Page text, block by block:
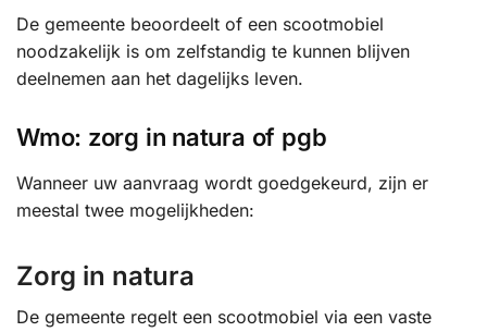
De gemeente beoordeelt of een scootmobiel
noodzakelijk is om zelfstandig te kunnen blijven
deelnemen aan het dagelijks leven.
Wmo: zorg in natura of pgb
Wanneer uw aanvraag wordt goedgekeurd, zijn er
meestal twee mogelijkheden:
Zorg in natura
De gemeente regelt een scootmobiel via een vaste